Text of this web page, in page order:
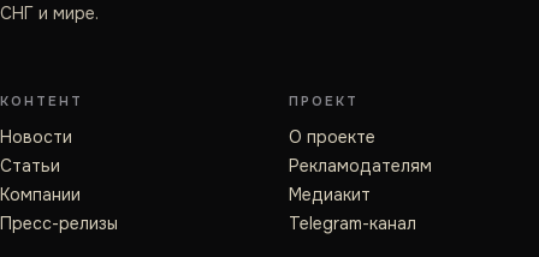
СНГ и мире.
КОНТЕНТ
Новости
Статьи
Компании
Пресс-релизы
ПРОЕКТ
О проекте
Рекламодателям
Медиакит
Telegram-канал